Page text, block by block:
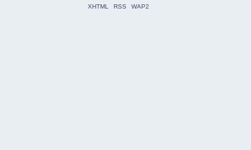
XHTML
RSS WAP2